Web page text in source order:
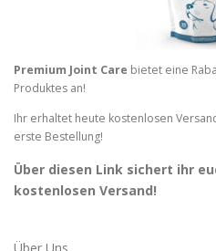
Premium Joint Care bietet eine
Produktes an!
Ihr erhaltet heute kostenlosen
erste Bestellung!
Über diesen Link sichert ihr
kostenlosen Versand!
Über Uns